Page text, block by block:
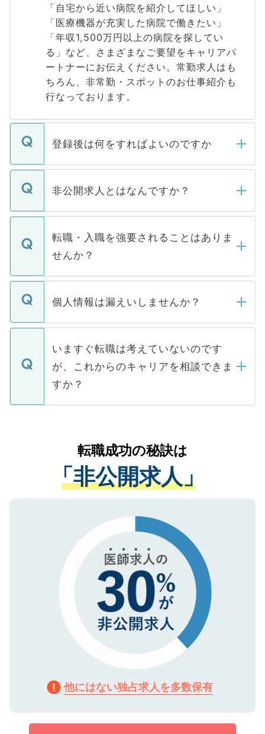
「自宅から近い病院を紹介してほしい」
「医療機器が充実した病院で働きたい」
「年収1,500万円以上の病院を探してい
る」など、さまざまなご要望をキャリアパ
ートナーにお伝えください。常勤求人はも
ちろん、非常勤・スポットのお仕事紹介も
行なっております。
登録後は何をすればよいのですか
ご登録いただきましたら、弊社担当者がご
登録内容を確認し、その後メールもしくは
ます。通常、5営業日以内にはご連絡をせて
いただきますので、しばらくお待ちくださ
非公開求人とはなんですか？
マイナビDOCTORで取り扱っている求人の
うち約3割は、Webサイトからご覧いただ
けない「非公開求人」です。非公開求人は
下記の理由によって、一般には公開してい
ません。
■応募殺到を避けるため 人気のある医療機
関を公にしてしまうと、応募が殺到する場
に、医療機関が求める条件に合った人材の
みを人材紹介会社に依頼するケースが増え
ています。
転職・入職を強要されることはありま
せんか？
転職・入職を強要することは一切ありませ
ん。また、仮に応募先から内定をいただい
定を承諾する必要はありません。内定先へ
の辞退の連絡はキャリアパートナーが行い
個人情報は漏えいしませんか？
個人情報が漏えいすることはありませんの
で、ご安心ください。当サイトからの登録
などで収集したご登録者様の個人情報は、
ご本人のキャリアアップおよび転職活動の
支援を目的に使用いたします。お預かりし
ているすべての個人データはご本人の許可
は、個人情報の取り扱いについての厳密な
管理基準を満たした事業者のみに付与され
る、プライバシーマークを取得済みです。
で、機密保持に関してもご安心ください。
いますぐ転職は考えていないのです
が、これからのキャリアを相談できま
すか？
かがいして、現在の医療機関の状況や紹介
経験をまじえながら、適切なアドバイスを
させていただきます。すぐにご転職をされ
ない方には、長期的なサポートが可能です
ので、まずはご登録ください。
転職成功の秘訣は
「非公開求人」
他にはない独占求人を多数保有